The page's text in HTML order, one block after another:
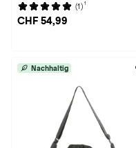
(1) 1
CHF 54,99
Nachhaltig